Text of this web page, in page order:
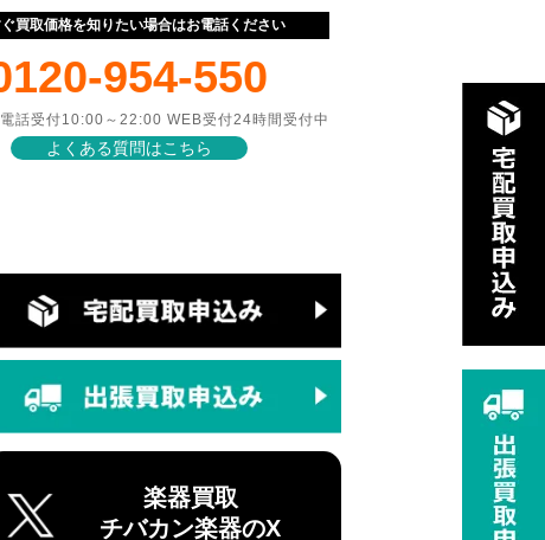
買取価格を知りたい場合はお電話ください
954-550
話受付10:00～22:00 WEB受付24時間受付中
よくある質問はこちら
楽器買取
チバカン楽器のX